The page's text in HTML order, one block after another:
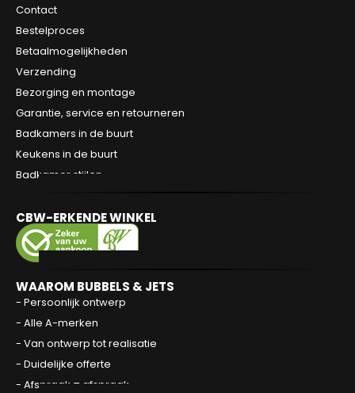
Contact
Bestelproces
Betaalmogelijkheden
Verzending
Bezorging en montage
Garantie, service en retourneren
Badkamers in de buurt
Keukens in de buurt
Badkamer stijlen
CBW-ERKENDE WINKEL
WAAROM BUBBELS & JETS
- Persoonlijk ontwerp
- Alle A-merken
- Van ontwerp tot realisatie
- Duidelijke offerte
- Afspraak = afspraak